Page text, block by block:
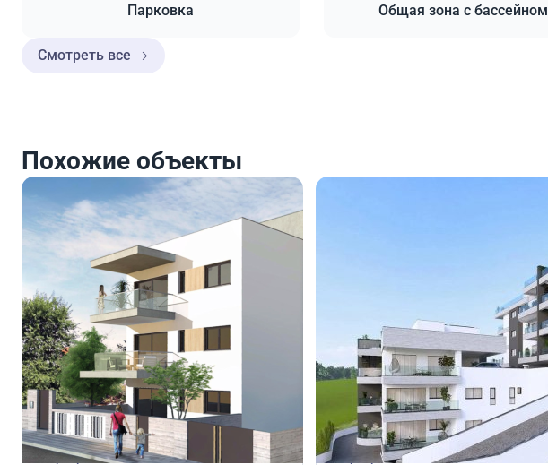
Парковка Общая зона с бассейном
Смотреть все
Похожие объекты
€ 180 000
Квартира
Квартира с 1 спальней в Лимассол,
180 000
Квартира
Квартира с 1 спальней в Лимассол,